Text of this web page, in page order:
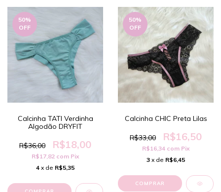
50%
OFF
Calcinha TATI Verdinha
Algodão DRYFIT
R$36,00 R$18,00
R$17,82 com Pix
4 x de R$5,35
50%
OFF
Calcinha CHIC Preta Lilas
R$33,00 R$16,50
R$16,34 com Pix
3 x de R$6,45
COMPRAR